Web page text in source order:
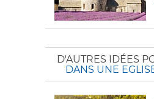
D'AUTRES IDÉES
DANS UNE